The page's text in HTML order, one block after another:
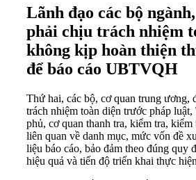
Lãnh đạo các bộ
phải chịu trách nhiệm
không kịp hoàn thiện
để báo cáo UBTVQH
Thứ hai, các bộ, cơ quan trung ương,
trách nhiệm toàn diện trước pháp
phủ, cơ quan thanh tra, kiểm tra, kiểm
liên quan về danh mục, mức vốn đề
liệu báo cáo, bảo đảm theo đúng quy
hiệu quả và tiến độ triển khai thực